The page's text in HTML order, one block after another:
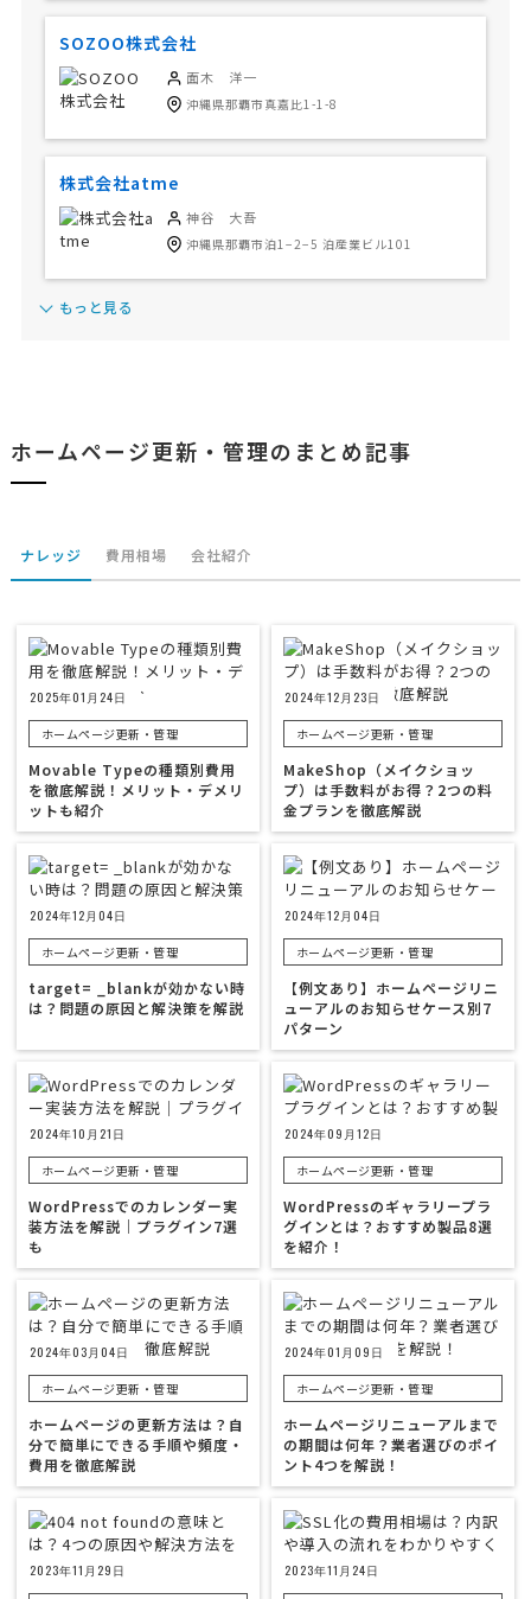
SOZOO株式会社
面木 洋一
沖縄県那覇市真嘉比1-1-8
株式会社atme
神谷 大吾
沖縄県那覇市泊1−2−5 泊産業ビル101
もっと見る
ホームページ更新・管理のまとめ記事
ナレッジ 費用相場 会社紹介
2025年01月24日
ホームページ更新・管理
Movable Typeの種類別費用
を徹底解説！メリット・デメリ
ットも紹介
2024年12月23日
ホームページ更新・管理
MakeShop（メイクショッ
プ）は手数料がお得？2つの料
金プランを徹底解説
2024年12月04日
ホームページ更新・管理
target= _blankが効かない時
は？問題の原因と解決策を解説
2024年12月04日
ホームページ更新・管理
【例文あり】ホームページリニ
ューアルのお知らせケース別7
パターン
2024年10月21日
ホームページ更新・管理
WordPressでのカレンダー実
装方法を解説｜プラグイン7選
も
2024年09月12日
ホームページ更新・管理
WordPressのギャラリープラ
グインとは？おすすめ製品8選
を紹介！
2024年03月04日
ホームページ更新・管理
ホームページの更新方法は？自
分で簡単にできる手順や頻度・
費用を徹底解説
2024年01月09日
ホームページ更新・管理
ホームページリニューアルまで
の期間は何年？業者選びのポイ
ント4つを解説！
2023年11月29日 2023年11月24日